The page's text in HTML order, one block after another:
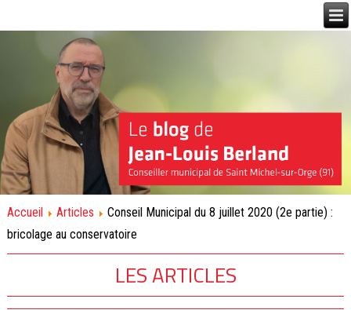
Accueil Articles
Conseil Municipal du 8 juillet 2020 (2e partie) :
bricolage au conservatoire
LES ARTICLES